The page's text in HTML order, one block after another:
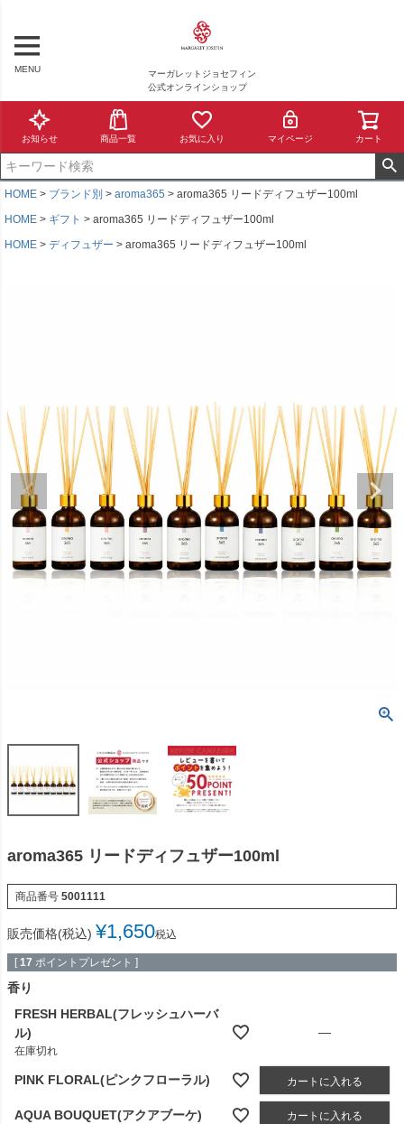
MENU
マーガレットジョセフィン
公式オンラインショップ
お知らせ 商品一覧 お気に入り マイページ カート
HOME ブランド別 aroma365
aroma365 リードディフュザー100ml
HOME
ギフト
aroma365 リードディフュザー100ml
HOME
ディフュザー aroma365 リードディフュザー100ml
aroma365 リードディフュザー100ml
商品番号 5001111
販売価格(税込) ¥1,650税込
[ 17 ポイントプレゼント ]
香り
FRESH HERBAL(フレッシュハーバ
ル)
在庫切れ
—
PINK FLORAL(ピンクフローラル) カートに入れる
AQUA BOUQUET(アクアブーケ) カートに入れる